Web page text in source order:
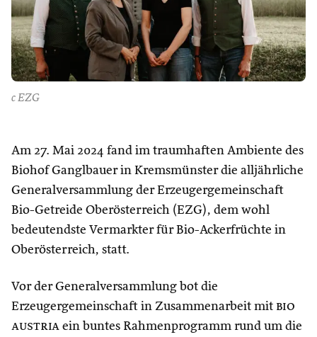
c EZG
Am 27. Mai 2024 fand im traumhaften Ambiente des
Biohof Ganglbauer in Kremsmünster die alljährliche
Generalversammlung der Erzeugergemeinschaft
Bio-Getreide Oberösterreich (EZG), dem wohl
bedeutendste Vermarkter für Bio-Ackerfrüchte in
Oberösterreich, statt.
Vor der Generalversammlung bot die
Erzeugergemeinschaft in Zusammenarbeit mit bio
austria ein buntes Rahmenprogramm rund um die